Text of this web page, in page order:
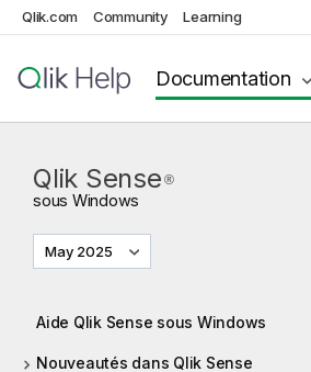
Qlik.com Community Learning
Documentation
Qlik Sense ®
sous Windows
May 2025
Aide Qlik Sense sous Windows
Nouveautés dans Qlik Sense